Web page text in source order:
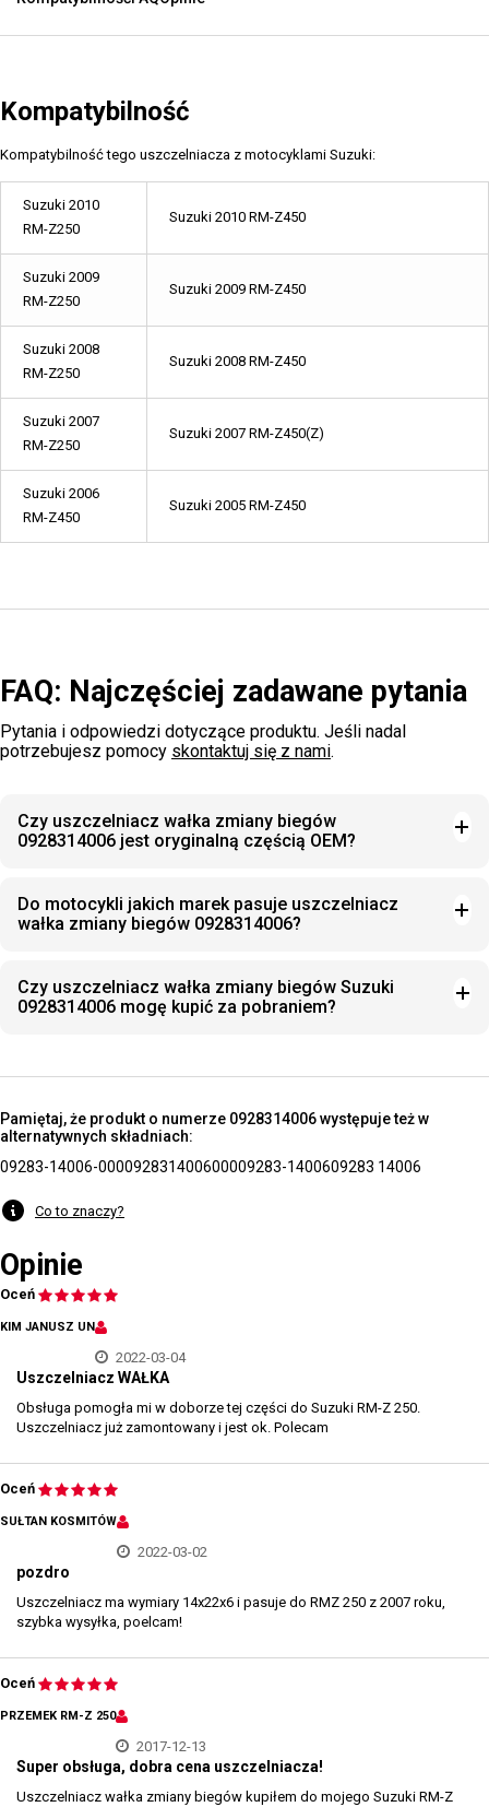
Kompatybilność
Kompatybilność tego uszczelniacza z motocyklami Suzuki:
Suzuki 2010
RM-Z250
Suzuki 2010 RM-Z450
Suzuki 2009
RM-Z250
Suzuki 2009 RM-Z450
Suzuki 2008
RM-Z250
Suzuki 2008 RM-Z450
Suzuki 2007
RM-Z250
Suzuki 2007 RM-Z450(Z)
Suzuki 2006
RM-Z450
Suzuki 2005 RM-Z450
FAQ: Najczęściej zadawane pytania
Pytania i odpowiedzi dotyczące produktu. Jeśli nadal
potrzebujesz pomocy skontaktuj się z nami.
Czy uszczelniacz wałka zmiany biegów
0928314006 jest oryginalną częścią OEM?
Do motocykli jakich marek pasuje uszczelniacz
wałka zmiany biegów 0928314006?
Czy uszczelniacz wałka zmiany biegów Suzuki
0928314006 mogę kupić za pobraniem?
Pamiętaj, że produkt o numerze 0928314006 występuje też w
alternatywnych składniach:
09283-14006-000092831400600009283-1400609283 14006
Co to znaczy?
Opinie
Oceń
KIM JANUSZ UN
2022-03-04
Uszczelniacz WAŁKA
Obsługa pomogła mi w doborze tej części do Suzuki RM-Z 250.
Uszczelniacz już zamontowany i jest ok. Polecam
Oceń
SUŁTAN KOSMITÓW
2022-03-02
pozdro
Uszczelniacz ma wymiary 14x22x6 i pasuje do RMZ 250 z 2007 roku,
szybka wysyłka, poelcam!
Oceń
PRZEMEK RM-Z 250
2017-12-13
Super obsługa, dobra cena uszczelniacza!
Uszczelniacz wałka zmiany biegów kupiłem do mojego Suzuki RM-Z